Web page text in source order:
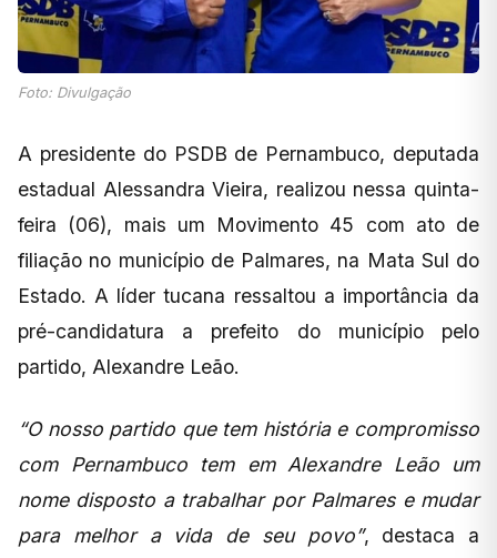
Foto: Divulgação
A presidente do PSDB de Pernambuco, deputada
estadual Alessandra Vieira, realizou nessa quinta-
feira (06), mais um Movimento 45 com ato de
filiação no município de Palmares, na Mata Sul do
Estado. A líder tucana ressaltou a importância da
pré-candidatura a prefeito do município pelo
partido, Alexandre Leão.
“O nosso partido que tem história e compromisso
com Pernambuco tem em Alexandre Leão um
nome disposto a trabalhar por Palmares e mudar
para melhor a vida de seu povo”, destaca a